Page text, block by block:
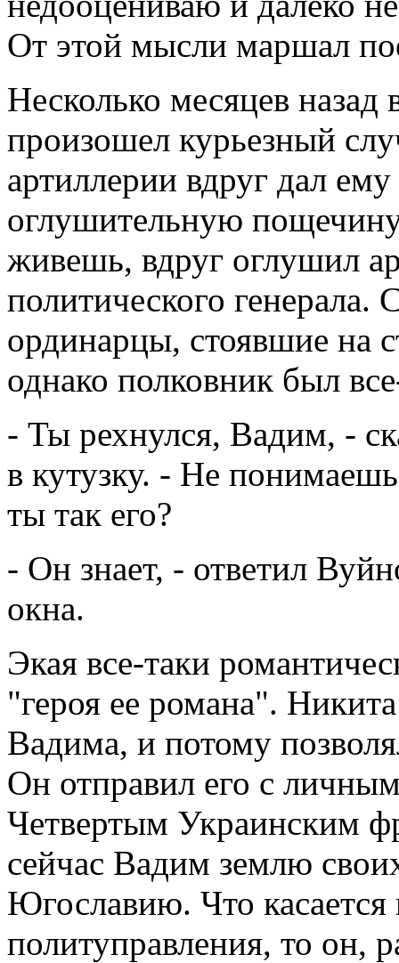
От этой мысли маршал
Несколько месяцев
произошел курьезный
артиллерии вдруг дал
оглушительную
живешь, вдруг оглушил
политического генерала.
ординарцы, стоявшие на
однако полковник был
- Ты рехнулся, Вадим, -
в кутузку. - Не
ты так его?
- Он знает, - ответил
окна.
Экая все-таки
"героя ее романа".
Вадима, и потому
Он отправил его с
Четвертым Украинским
сейчас Вадим землю
Югославию. Что касается
политуправления, то он,